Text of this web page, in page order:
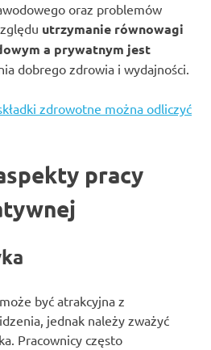
oraz problemów
utrzymanie równowagi
a prywatnym jest
dobrego zdrowia i wydajności.
zdrowotne można odliczyć
pracy
być atrakcyjna z
jednak należy zważyć
Pracownicy często